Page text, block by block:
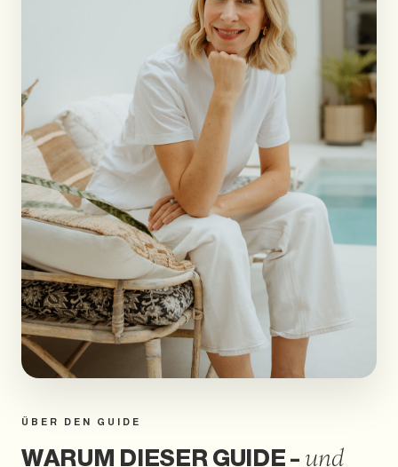
ÜBER DEN GUIDE
WARUM DIESER GUIDE – und